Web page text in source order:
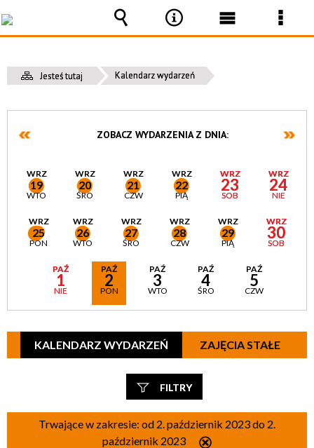
Jesteś tutaj Kalendarz wydarzeń
ZOBACZ WYDARZENIA Z DNIA:
WRZ
19
WTO
WRZ
20
ŚRO
WRZ
21
CZW
WRZ
22
PIĄ
WRZ
23
SOB
WRZ
24
NIE
WRZ
25
PON
WRZ
26
WTO
WRZ
27
ŚRO
WRZ
28
CZW
WRZ
29
PIĄ
WRZ
30
SOB
PAŹ
1
NIE
PAŹ
2
PON
PAŹ
3
WTO
PAŹ
4
ŚRO
PAŹ
5
CZW
KALENDARZ WYDARZEŃ ZAJĘCIA STAŁE
FILTRY
Szukana fraza
Trwające w zakresie: od 2. październik 2023 do 2.
październik 2023
Wyszukiwarka
Narzędzia
Menu